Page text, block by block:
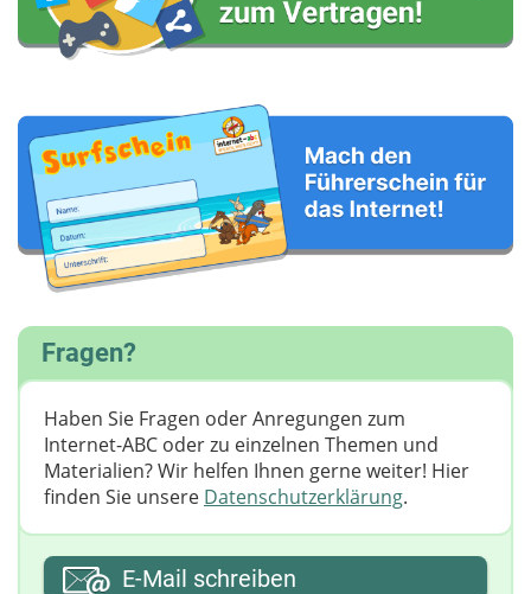
Fragen?
Haben Sie Fragen oder Anregungen zum
Internet-ABC oder zu einzelnen Themen und
Materialien? Wir helfen Ihnen gerne weiter! ​Hier
finden Sie unsere Datenschutzerklärung.
Ihre E-Mail-Adresse
E-Mail schreiben